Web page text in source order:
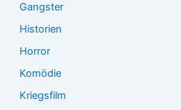
Gangster
Historien
Horror
Komödie
Kriegsfilm